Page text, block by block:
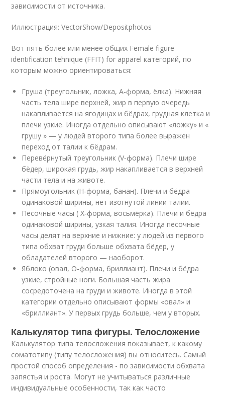
зависимости от источника.
Иллюстрация: VectorShow/Depositphotos
Вот пять более или менее общих Female figure
identification tehnique (FFIT) for apparel категорий, по
которым можно ориентироваться:
Груша (треугольник, ложка, А‑форма, ёлка). Нижняя
часть тела шире верхней, жир в первую очередь
накапливается на ягодицах и бёдрах, грудная клетка и
плечи узкие. Иногда отдельно описывают «ложку» и «
грушу » — у людей второго типа более выражен
переход от талии к бёдрам.
Перевёрнутый треугольник (V‑форма). Плечи шире
бёдер, широкая грудь, жир накапливается в верхней
части тела и на животе.
Прямоугольник (H‑форма, банан). Плечи и бёдра
одинаковой ширины, нет изогнутой линии талии.
Песочные часы ( X‑форма, восьмёрка). Плечи и бёдра
одинаковой ширины, узкая талия. Иногда песочные
часы делят на верхние и нижние: у людей из первого
типа обхват груди больше обхвата бёдер, у
обладателей второго — наоборот.
Яблоко (овал, О‑форма, бриллиант). Плечи и бёдра
узкие, стройные ноги. Большая часть жира
сосредоточена на груди и животе. Иногда в этой
категории отдельно описывают формы «овал» и
«бриллиант». У первых грудь больше, чем у вторых.
Калькулятор типа фигуры. Телосложение
Калькулятор типа телосложения показывает, к какому
соматотипу (типу телосложения) вы относитесь. Самый
простой способ определения - по зависимости обхвата
запястья и роста. Могут не учитываться различные
индивидуальные особенности, так как часто